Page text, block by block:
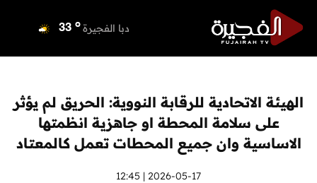
دبا الفجيرة 33 o
أم القيوين 33 o
راس الخيمة o
33 o
الهيئة الاتحادية للرقابة النووية: الحريق لم يؤثر
على سلامة المحطة او جاهزية انظمتها
الاساسية وان جميع المحطات تعمل كالمعتاد
2026-05-17 | 12:45